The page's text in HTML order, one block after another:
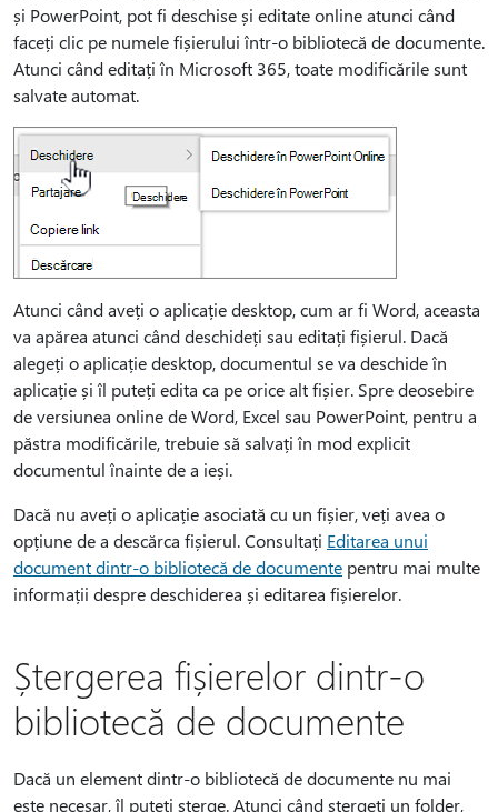
și PowerPoint, pot fi deschise și editate online atunci când
faceți clic pe numele fișierului într-o bibliotecă de documente.
Atunci când editați în Microsoft 365, toate modificările sunt
salvate automat.
Atunci când aveți o aplicație desktop, cum ar fi Word, aceasta
va apărea atunci când deschideți sau editați fișierul. Dacă
alegeți o aplicație desktop, documentul se va deschide în
aplicație și îl puteți edita ca pe orice alt fișier. Spre deosebire
de versiunea online de Word, Excel sau PowerPoint, pentru a
păstra modificările, trebuie să salvați în mod explicit
documentul înainte de a ieși.
Dacă nu aveți o aplicație asociată cu un fișier, veți avea o
opțiune de a descărca fișierul. Consultați Editarea unui
document dintr-o bibliotecă de documente pentru mai multe
informații despre deschiderea și editarea fișierelor.
Ștergerea fișierelor dintr-o
bibliotecă de documente
Dacă un element dintr-o bibliotecă de documente nu mai
este necesar, îl puteți șterge. Atunci când ștergeți un folder,